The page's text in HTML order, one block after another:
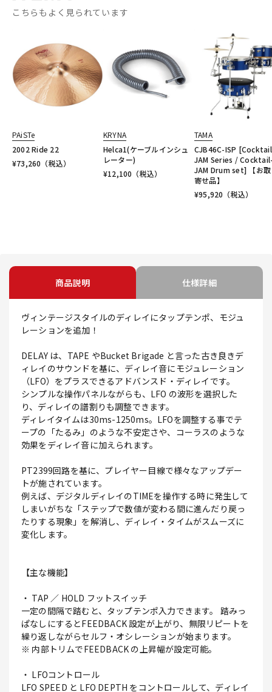
こちらもよく見られています
PAiSTe
2002 Ride 22
¥73,260 （税込）
KRYNA
Helca1(ケーブルインシュ
レーター)
¥12,100 （税込）
TAMA
CJB46C-ISP
JAM Series /
JAM Drum set] 【お
寄せ品】
¥95,920 （税込）
商品説明 仕様詳細
ヴィンテージスタイルのディレイにタップテンポ、モジュ
レーションを追加！
DELAY は、TAPE やBucket Brigade と言った古き良きデ
ィレイのサウンドを基に、ディレイ音にモジュレーション
（LFO）をプラスできるアドバンスド・ディレイです。
シンプルな操作パネルながらも、LFO の波形を選択した
り、ディレイの譜割りも調整できます。
ディレイタイムは30ms-1250ms。LFOを調整する事でテ
ープの「たるみ」のような不安定さや、コーラスのような
効果をディレイ音に加えられます。
PT2399回路を基に、プレイヤー目線で様々なアップデー
トが施されています。
例えば、デジタルディレイのTIMEを操作する時に発生して
しまいがちな「ステップで数値が変わる間に進んだり戻っ
たりする現象」を解消し、ディレイ・タイムがスムーズに
変化します。
【主な機能】
・ TAP ／ HOLD フットスイッチ
一定の間隔で踏むと、タップテンポ入力できます。 踏みっ
ぱなしにするとFEEDBACK 設定が上がり、無限リピートを
繰り返しながらセルフ・オシレーションが始まります。
※ 内部トリムでFEEDBACK の上昇幅が設定可能。
・ LFOコントロール
LFO SPEED と LFO DEPTH をコントロールして、ディレイ